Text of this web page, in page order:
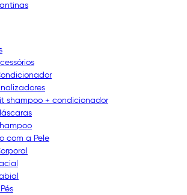
shampoo + condicionador
com a Pele